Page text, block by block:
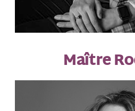
Maître